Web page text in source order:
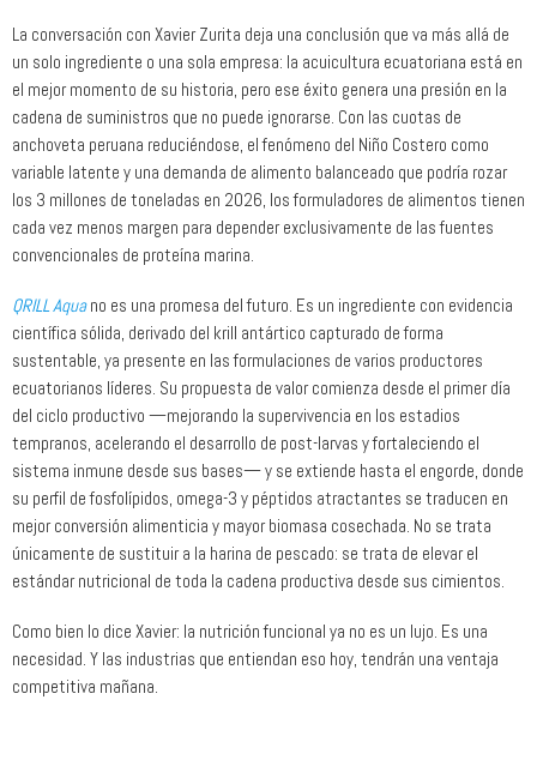
La conversación con Xavier Zurita deja una conclusión que va más allá de
un solo ingrediente o una sola empresa: la acuicultura ecuatoriana está en
el mejor momento de su historia, pero ese éxito genera una presión en la
cadena de suministros que no puede ignorarse. Con las cuotas de
anchoveta peruana reduciéndose, el fenómeno del Niño Costero como
variable latente y una demanda de alimento balanceado que podría rozar
los 3 millones de toneladas en 2026, los formuladores de alimentos tienen
cada vez menos margen para depender exclusivamente de las fuentes
convencionales de proteína marina.
QRILL Aqua no es una promesa del futuro. Es un ingrediente con evidencia
científica sólida, derivado del krill antártico capturado de forma
sustentable, ya presente en las formulaciones de varios productores
ecuatorianos líderes. Su propuesta de valor comienza desde el primer día
del ciclo productivo —mejorando la supervivencia en los estadios
tempranos, acelerando el desarrollo de post-larvas y fortaleciendo el
sistema inmune desde sus bases— y se extiende hasta el engorde, donde
su perfil de fosfolípidos, omega-3 y péptidos atractantes se traducen en
mejor conversión alimenticia y mayor biomasa cosechada. No se trata
únicamente de sustituir a la harina de pescado: se trata de elevar el
estándar nutricional de toda la cadena productiva desde sus cimientos.
Como bien lo dice Xavier: la nutrición funcional ya no es un lujo. Es una
necesidad. Y las industrias que entiendan eso hoy, tendrán una ventaja
competitiva mañana.